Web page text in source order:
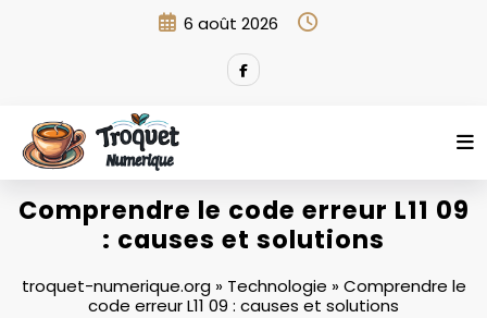
6 août 2026
Comprendre le code erreur L11 09
: causes et solutions
troquet-numerique.org» Technologie »Comprendre le
code erreur L11 09 : causes et solutions